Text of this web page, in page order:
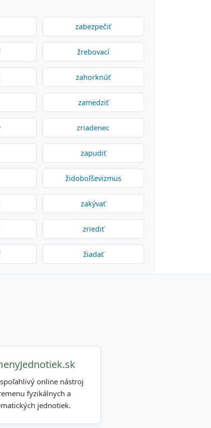
zabezpečiť
žrebovací
zahorknúť
zamedziť
zriadenec
zapudiť
židoboľševizmus
zakývať
zriediť
žiadať
online nástroj
fyzikálnych a
jednotiek.